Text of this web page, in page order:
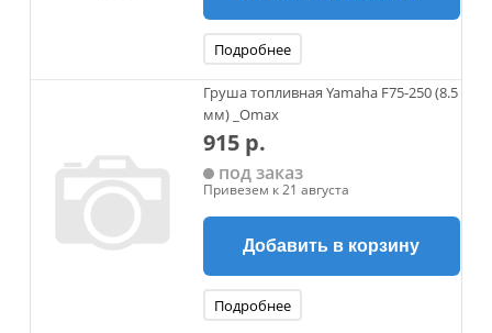
Подробнее
Груша топливная Yamaha F75-250 (8.5
мм) _Omax
915 р.
под заказ
Привезем к 21 августа
Добавить в корзину
Подробнее